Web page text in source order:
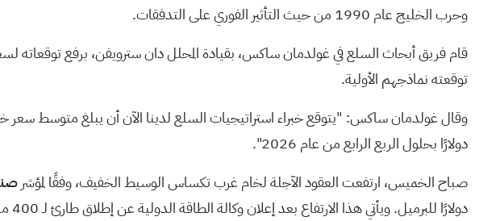
وحرب الخليج عام 1990 من حيث التأثير الفوري على التدفقات.
قام فريق أبحاث السلع في غولدمان ساكس، بقيادة المحلل دان سترويفن، برفع توقعاته
توقعته نماذجهم الأولية.
دولارًا بحلول الربع الرابع من عام 2026".
صباح الخميس، ارتفعت العقود الآجلة لخام غرب تكساس الوسيط الخفيف، وفقًا لمؤشر
دولارًا للبرميل. ويأتي هذا الارتفاع بعد إعلان وكالة الطاقة الدولية عن إطلاق طارئ لـ 400 مليون برميل من احتياطيات النفط الخام، وهو أكبر إطلاق في التاريخ.